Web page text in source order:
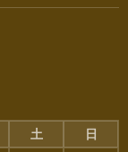
土
日